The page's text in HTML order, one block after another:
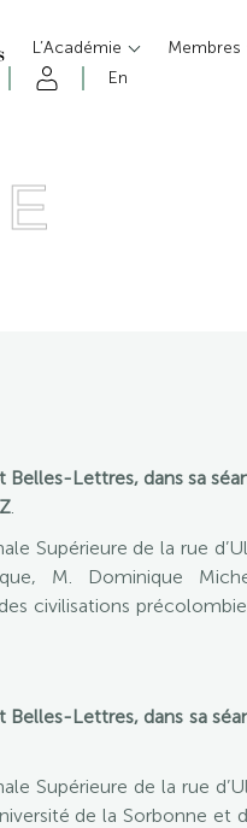
L’Académie Membres
En
Belles-Lettres, dans sa
.
Supérieure de la rue
M. Dominique
civilisations
Belles-Lettres, dans sa
Supérieure de la rue
de la Sorbonne et